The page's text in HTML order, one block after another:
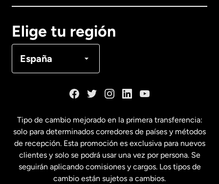
Elige tu región
España
Français
Estados Unidos English
Estados Unidos Español
Tipo de cambio mejorado en la primera transferencia:
solo para determinados corredores de países y métodos
de recepción. Esta promoción es exclusiva para nuevos
clientes y solo se podrá usar una vez por persona. Se
seguirán aplicando comisiones y cargos. Los tipos de
cambio están sujetos a cambios.